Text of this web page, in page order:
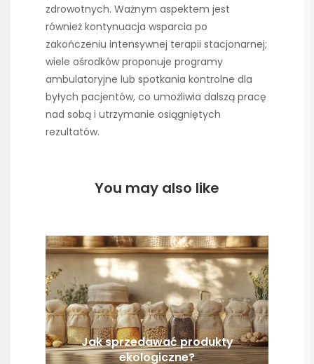
zdrowotnych. Ważnym aspektem jest
również kontynuacja wsparcia po
zakończeniu intensywnej terapii stacjonarnej;
wiele ośrodków proponuje programy
ambulatoryjne lub spotkania kontrolne dla
byłych pacjentów, co umożliwia dalszą pracę
nad sobą i utrzymanie osiągniętych
rezultatów.
You may also like
Jak sprzedawać produkty
ekologiczne?